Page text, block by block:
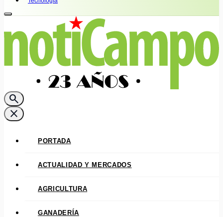
search
close
PORTADA
ACTUALIDAD Y MERCADOS
AGRICULTURA
GANADERÍA